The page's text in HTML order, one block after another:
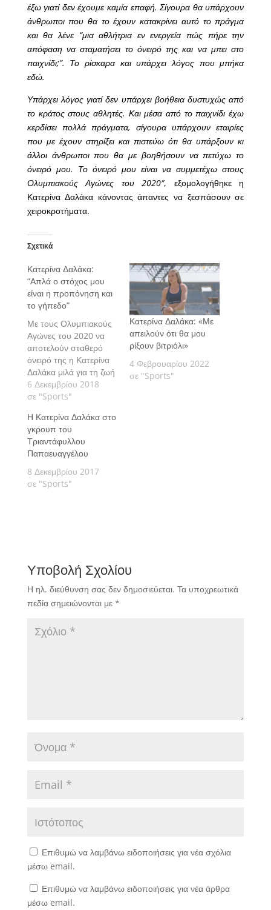
έξω γιατί δεν έχουμε καμία επαφή. Σίγουρα θα υπάρχουν
άνθρωποι που θα το έχουν κατακρίνει αυτό το πράγμα
και θα λένε “μια αθλήτρια εν ενεργεία πώς πήρε την
απόφαση να σταματήσει το όνειρό της και να μπει στο
παιχνίδι;”. Το ρίσκαρα και υπάρχει λόγος που μπήκα
εδώ.
Υπάρχει λόγος γιατί δεν υπάρχει βοήθεια δυστυχώς από
το κράτος στους αθλητές. Και μέσα από το παιχνίδι έχω
κερδίσει πολλά πράγματα, σίγουρα υπάρχουν εταιρίες
που με έχουν στηρίξει και πιστεύω ότι θα υπάρξουν κι
άλλοι άνθρωποι που θα με βοηθήσουν να πετύχω το
όνειρό μου. Το όνειρό μου είναι να συμμετέχω στους
Ολυμπιακούς Αγώνες του 2020″, εξομολογήθηκε η
Κατερίνα Δαλάκα κάνοντας άπαντες να ξεσπάσουν σε
χειροκροτήματα.
Σχετικά
Κατερίνα Δαλάκα:
“Απλά ο στόχος μου
είναι η προπόνηση και
το γήπεδο”
Με τους Ολυμπιακούς
Αγώνες του 2020 να
αποτελούν σταθερό
όνειρό της η Κατερίνα
Δαλάκα μιλά για τη ζωή
του πρωταθλητή και
όσα κέρδισε από το
6 Δεκεμβρίου 2018
σε "Sports"
Κατερίνα Δαλάκα: «Με
απειλούν ότι θα μου
ρίξουν βιτριόλι»
4 Φεβρουαρίου 2022
σε "Sports"
Η Κατερίνα Δαλάκα στο
γκρουπ του
Τριαντάφυλλου
Παπαευαγγέλου
8 Δεκεμβρίου 2017
σε "Sports"
Υποβολή Σχολίου
Η ηλ. διεύθυνση σας δεν δημοσιεύεται. Τα υποχρεωτικά
πεδία σημειώνονται με *
Επιθυμώ να λαμβάνω ειδοποιήσεις για νέα σχόλια
μέσω email.
Επιθυμώ να λαμβάνω ειδοποιήσεις για νέα άρθρα
μέσω email.